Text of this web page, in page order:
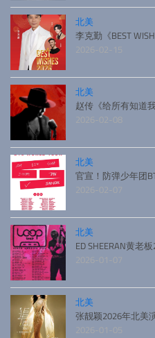
北美
李克勤《BEST
2026-02-15
北美
赵传《给所有知道
2026-02-08
北美
官宣！防弹少年团
2026-02-07
北美
ED SHEERAN黄老
2026-01-07
北美
张靓颖2026年北美
2026-01-05